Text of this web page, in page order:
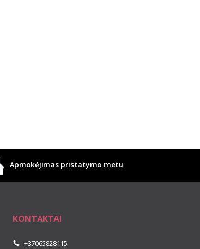
Apmokėjimas pristatymo metu
KONTAKTAI
+37065828115